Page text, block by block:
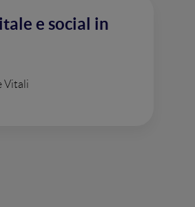
e social in
Vitali